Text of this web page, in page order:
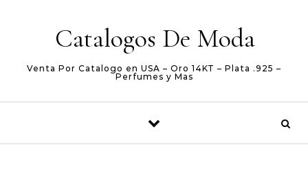
Catalogos De Moda
Venta Por Catalogo en USA – Oro 14KT – Plata .925 –
Perfumes y Mas